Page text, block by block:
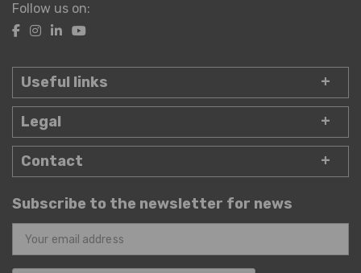
Follow us on:
Useful links
Legal
Contact
Subscribe to the newsletter for news